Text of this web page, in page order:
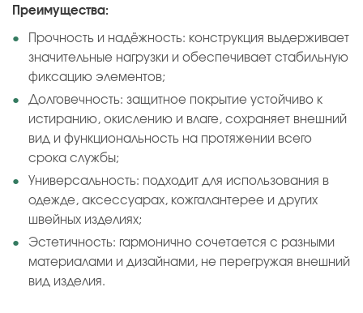
Преимущества:
Прочность и надёжность: конструкция выдерживает
значительные нагрузки и обеспечивает стабильную
фиксацию элементов;
Долговечность: защитное покрытие устойчиво к
истиранию, окислению и влаге, сохраняет внешний
вид и функциональность на протяжении всего
срока службы;
Универсальность: подходит для использования в
одежде, аксессуарах, кожгалантерее и других
швейных изделиях;
Эстетичность: гармонично сочетается с разными
материалами и дизайнами, не перегружая внешний
вид изделия.